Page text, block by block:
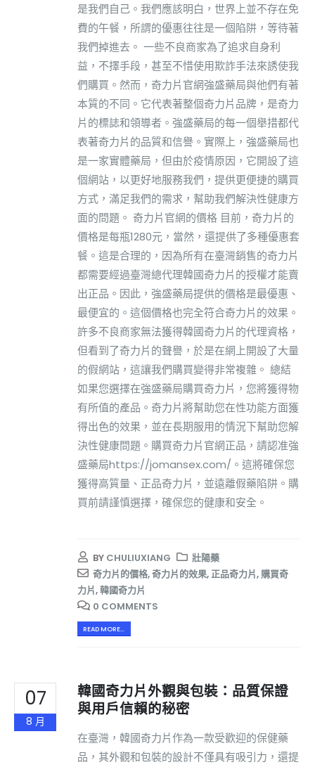
是我們自己。我們應該明白，世界上並不存在免
費的午餐，所謂的優惠往往是一個陷阱，等待著
我們掉進去。 一些不良商家為了追求自身利
益，不擇手段，甚至不惜使用欺詐手法來誘使我
們購買。然而，奇力片官網強盛藥局與他們有著
本質的不同。它代表著整個奇力片品牌，是奇力
片的標誌和領導者。強盛藥局的每一個舉措都代
表著奇力片的品質和信譽。實際上，強盛藥局也
是一家實體藥局，但由於疫情原因，它開設了這
個網站，以更好地服務我們，提供更便捷的購買
方式，滿足我們的需求，幫助我們解決性健康方
面的問題。 奇力片官網的價格 目前，奇力片的
價格是每瓶1280元，當然，還提供了多種優惠套
餐。這是合理的，因為所有在臺灣銷售的奇力片
都需要經過臺灣總代理韓國奇力片的授權才能賣
出正品。因此，強盛藥局提供的價格是最優惠、
最便宜的。這個價格也完全符合奇力片的效果。
許多不良商家無法獲得韓國奇力片的代理資格，
但看到了奇力片的聲譽，於是在網上開設了大量
的假網站，這讓我們購買變得非常複雜。 總結
如果您選擇在強盛藥局購買奇力片，您將獲得物
有所值的產品。奇力片將幫助您在性功能方面獲
得出色的效果，並在長期服用的情況下幫助您解
決性健康問題。購買奇力片官網正品，請認准強
盛藥局https://jomansex.com/。這將確保您
獲得高質量、正品奇力片，並遠離假藥陷阱。購
買前請謹慎選擇，確保您的健康和安全。
BY CHULIUXIANG
壯陽藥
奇力片的價格,奇力片的效果,正品奇力片,購買奇
力片,韓國奇力片
0 COMMENTS
READ MORE...
07
8 月
韓國奇力片外觀與包裝：品質保證
與用戶信賴的秘密
在臺灣，韓國奇力片作為一款受歡迎的保健藥
品，其外觀和包裝的設計不僅具有吸引力，還提